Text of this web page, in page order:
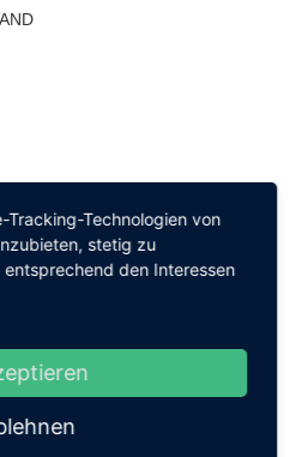
Tracking-Technologien von
stetig zu
den Interessen